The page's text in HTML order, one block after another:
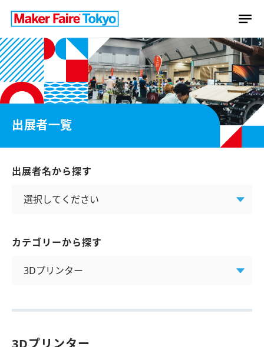
出展者一覧
出展者名から探す
カテゴリーから探す